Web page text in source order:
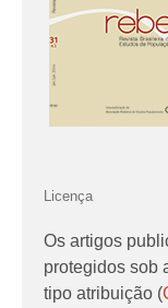
Licença
Os artigos
protegidos sob
tipo atribuição (